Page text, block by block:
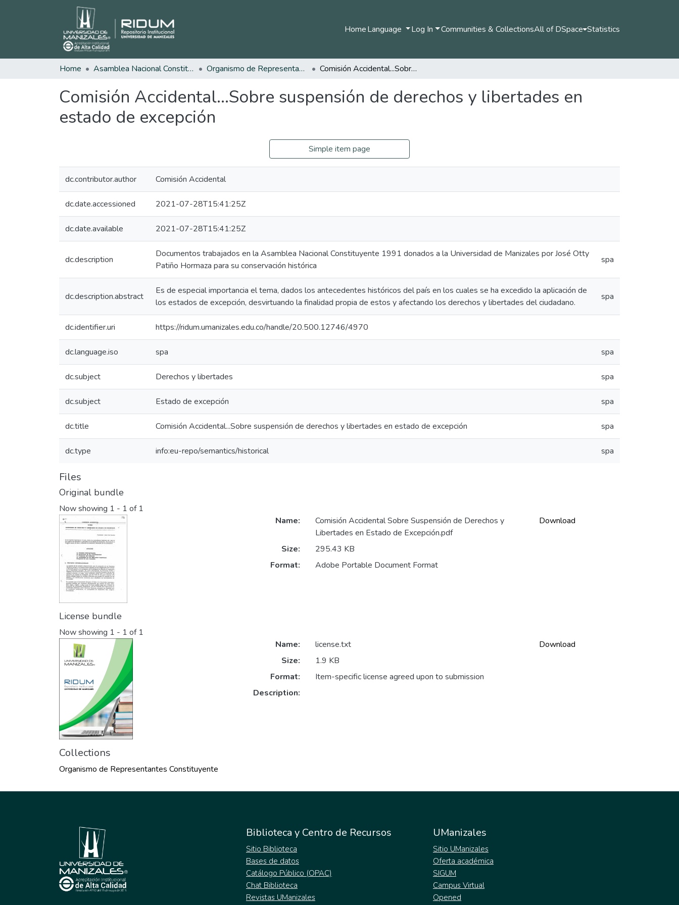
HomeLanguage Log In Communities & CollectionsAll of DSpace Statistics
Home Asamblea Nacional Constituyente Organismo de Representantes Constituyente Comisión Accidental...Sobre suspensión de derechos y libertades en estado de excepción
Comisión Accidental...Sobre suspensión de derechos y libertades en
estado de excepción
Simple item page
dc.contributor.author Comisión Accidental
dc.date.accessioned 2021-07-28T15:41:25Z
dc.date.available 2021-07-28T15:41:25Z
dc.description
Documentos trabajados en la Asamblea Nacional Constituyente 1991 donados a la Universidad de Manizales por José Otty
Patiño Hormaza para su conservación histórica
spa
dc.description.abstract
Es de especial importancia el tema, dados los antecedentes históricos del país en los cuales se ha excedido la aplicación de
los estados de excepción, desvirtuando la finalidad propia de estos y afectando los derechos y libertades del ciudadano.
spa
dc.identifier.uri https://ridum.umanizales.edu.co/handle/20.500.12746/4970
dc.language.iso spa spa
dc.subject Derechos y libertades spa
dc.subject Estado de excepción spa
dc.title Comisión Accidental...Sobre suspensión de derechos y libertades en estado de excepción spa
dc.type info:eu-repo/semantics/historical spa
Files
Original bundle
Now showing 1 - 1 of 1
Name:
Comisión Accidental Sobre Suspensión de Derechos y
Libertades en Estado de Excepción.pdf
Size:
295.43 KB
Format:
Adobe Portable Document Format
Download
License bundle
Now showing 1 - 1 of 1
Name:
license.txt
Size:
1.9 KB
Format:
Item-specific license agreed upon to submission
Description:
Download
Collections
Organismo de Representantes Constituyente
Biblioteca y Centro de Recursos
Sitio Biblioteca
Bases de datos
Catálogo Público (OPAC)
Chat Biblioteca
Revistas UManizales
UManizales
Sitio UManizales
Oferta académica
SIGUM
Campus Virtual
Opened